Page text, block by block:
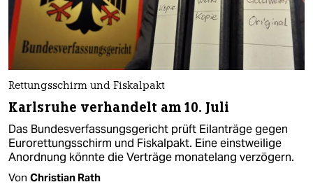
Rettungsschirm und Fiskalpakt
Karlsruhe verhandelt am 10. Juli
Das Bundesverfassungsgericht prüft Eilanträge gegen
Eurorettungsschirm und Fiskalpakt. Eine einstweilige
Anordnung könnte die Verträge monatelang verzögern.
Von Christian Rath